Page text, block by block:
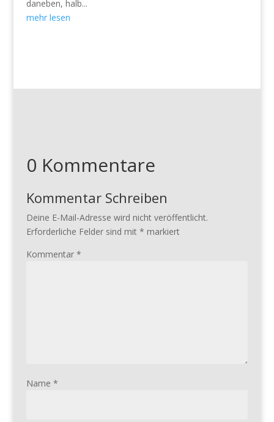
daneben, halb...
mehr lesen
0 Kommentare
Kommentar Schreiben
Deine E-Mail-Adresse wird nicht veröffentlicht.
Erforderliche Felder sind mit * markiert
Kommentar *
Name *